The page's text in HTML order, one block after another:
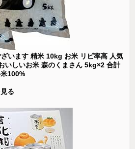
います 精米 10kg お米 リピ率高 人気
いしいお米 森のくまさん 5kg×2 合計
100%
見る